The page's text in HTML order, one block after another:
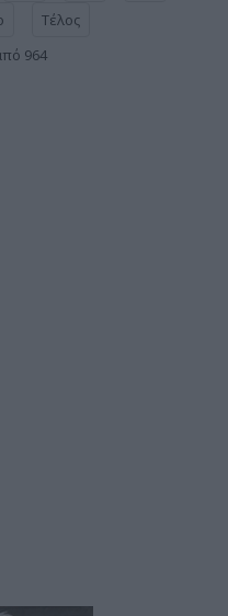
Τέλος
964